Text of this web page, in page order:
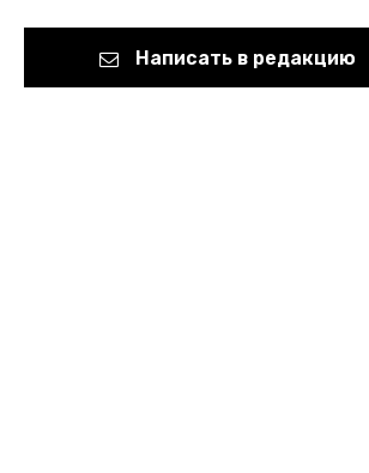
Написать в редакцию